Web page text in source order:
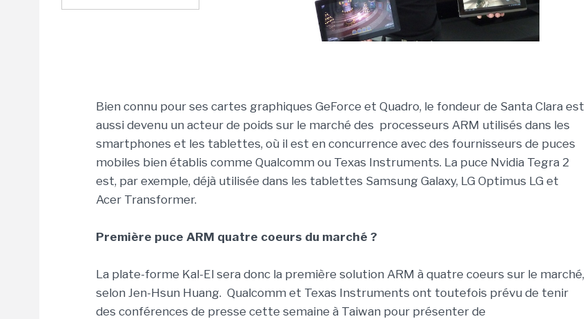
Bien connu pour ses cartes graphiques GeForce et Quadro, le fondeur de Santa Clara est
aussi devenu un acteur de poids sur le marché des processeurs ARM utilisés dans les
smartphones et les tablettes, où il est en concurrence avec des fournisseurs de puces
mobiles bien établis comme Qualcomm ou Texas Instruments. La puce Nvidia Tegra 2
est, par exemple, déjà utilisée dans les tablettes Samsung Galaxy, LG Optimus LG et
Acer Transformer.
Première puce ARM quatre coeurs du marché ?
La plate-forme Kal-El sera donc la première solution ARM à quatre coeurs sur le marché,
selon Jen-Hsun Huang. Qualcomm et Texas Instruments ont toutefois prévu de tenir
des conférences de presse cette semaine à Taiwan pour présenter de